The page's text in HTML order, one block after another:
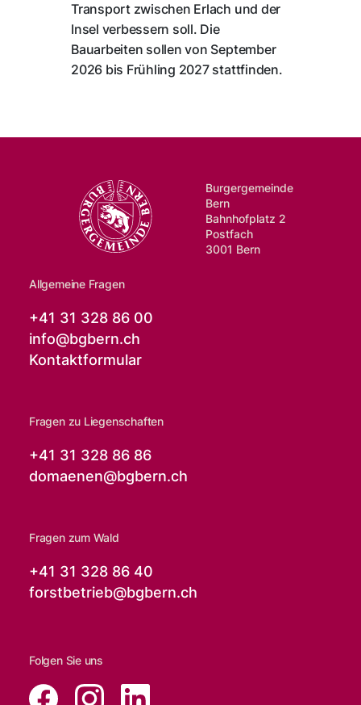
Transport zwischen Erlach und der
Insel verbessern soll. Die
Bauarbeiten sollen von September
2026 bis Frühling 2027 stattfinden.
Burgergemeinde
Bern
Bahnhofplatz 2
Postfach
3001 Bern
Allgemeine Fragen
+41 31 328 86 00
info@bgbern.ch
Kontaktformular
Fragen zu Liegenschaften
+41 31 328 86 86
domaenen@bgbern.ch
Fragen zum Wald
+41 31 328 86 40
forstbetrieb@bgbern.ch
Folgen Sie uns